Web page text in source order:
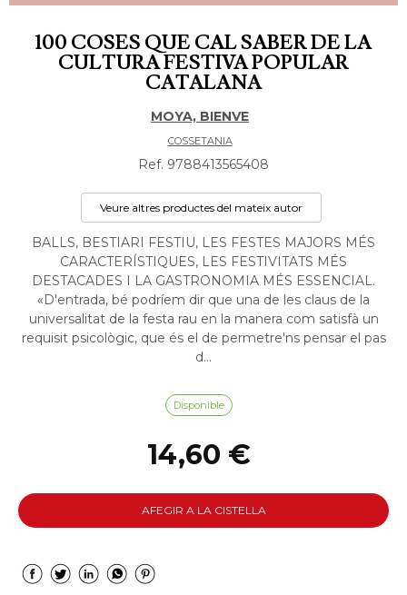
100 COSES QUE CAL SABER DE LA
CULTURA FESTIVA POPULAR
CATALANA
MOYA, BIENVE
COSSETANIA
Ref. 9788413565408
Veure altres productes del mateix autor
BALLS, BESTIARI FESTIU, LES FESTES MAJORS MÉS
CARACTERÍSTIQUES, LES FESTIVITATS MÉS
DESTACADES I LA GASTRONOMIA MÉS ESSENCIAL.
«D'entrada, bé podríem dir que una de les claus de la
universalitat de la festa rau en la manera com satisfà un
requisit psicològic, que és el de permetre'ns pensar el pas
d...
Disponible
14,60 €
AFEGIR A LA CISTELLA